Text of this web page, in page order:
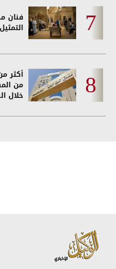
فنان
من
خلال